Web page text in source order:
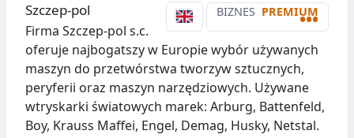
BIZNES PREMIUM
•••
Szczep-pol
Firma Szczep-pol s.c.
oferuje najbogatszy w Europie wybór używanych
maszyn do przetwórstwa tworzyw sztucznych,
peryferii oraz maszyn narzędziowych. Używane
wtryskarki światowych marek: Arburg, Battenfeld,
Boy, Krauss Maffei, Engel, Demag, Husky, Netstal.